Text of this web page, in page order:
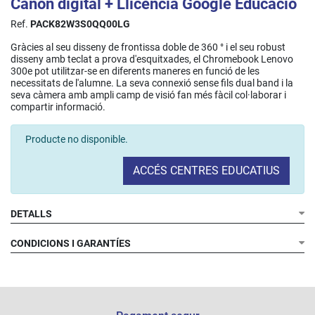
Cànon digital + Llicència Google Educació
Ref. PACK82W3S0QQ00LG
Gràcies al seu disseny de frontissa doble de 360 ​​° i el seu robust
disseny amb teclat a prova d'esquitxades, el Chromebook Lenovo
300e pot utilitzar-se en diferents maneres en funció de les
necessitats de l'alumne. La seva connexió sense fils dual band i la
seva càmera amb ampli camp de visió fan més fàcil col·laborar i
compartir informació.
Producte no disponible.
ACCÉS CENTRES EDUCATIUS
DETALLS
CONDICIONS I GARANTÍES